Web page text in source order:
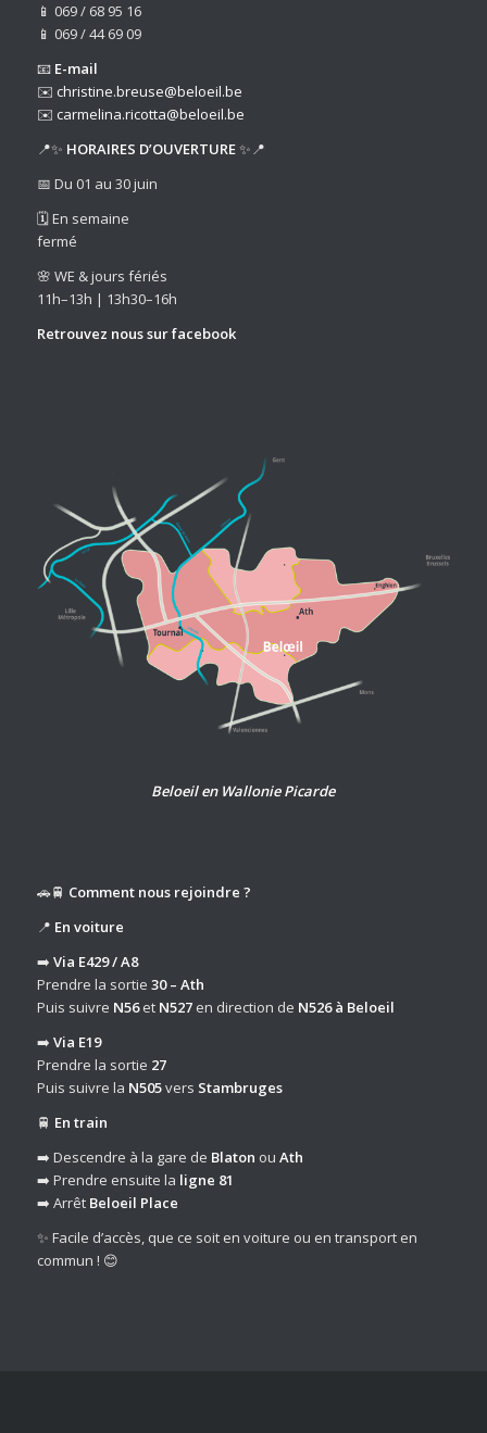
📱 069 / 68 95 16
📱 069 / 44 69 09
📧 E-mail
✉️ christine.breuse@beloeil.be
✉️ carmelina.ricotta@beloeil.be
📍✨ HORAIRES D’OUVERTURE✨📍
📅 Du 01 au 30 juin
🗓️ En semaine
fermé
🌸 WE & jours fériés
11h–13h | 13h30–16h
Retrouvez nous surfacebook
Beloeil en Wallonie Picarde
🚗🚆 Comment nous rejoindre ?
📍 En voiture
➡️ Via E429 / A8
Prendre la sortie 30 – Ath
Puis suivre N56et N527en direction de N526 à Beloeil
➡️ Via E19
Prendre la sortie 27
Puis suivre la N505vers Stambruges
🚆 En train
➡️ Descendre à la gare de Blaton ou Ath
➡️ Prendre ensuite la ligne 81
➡️ Arrêt Beloeil Place
✨ Facile d’accès, que ce soit en voiture ou en transport en
commun ! 😊